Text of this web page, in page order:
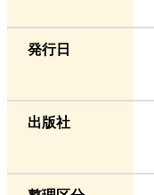
発行日
出版社